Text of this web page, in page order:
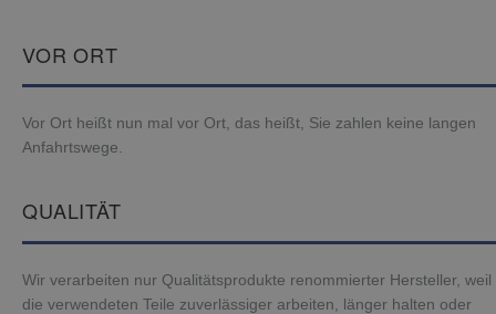
VOR ORT
Vor Ort heißt nun mal vor Ort, das heißt, Sie zahlen keine langen
Anfahrtswege.
QUALITÄT
Wir verarbeiten nur Qualitätsprodukte renommierter Hersteller, weil
die verwendeten Teile zuverlässiger arbeiten, länger halten oder